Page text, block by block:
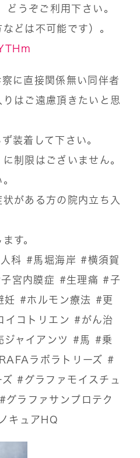
うぞご利用下さい。
どは不可能です）。
に直接関係無い同伴者
はご遠慮頂きたいと思
装着して下さい。
制限はございません。
がある方の院内立ち入
す。
科 #馬堀海岸 #横須賀
宮内膜症 #生理痛 #子
妊 #ホルモン療法 #更
イコトリエン #がん治
ジャイアンツ #馬
#乗
ラボラトリーズ #
ズ #グラファモイスチュ
#グラファサンプロテク
キュアHQ